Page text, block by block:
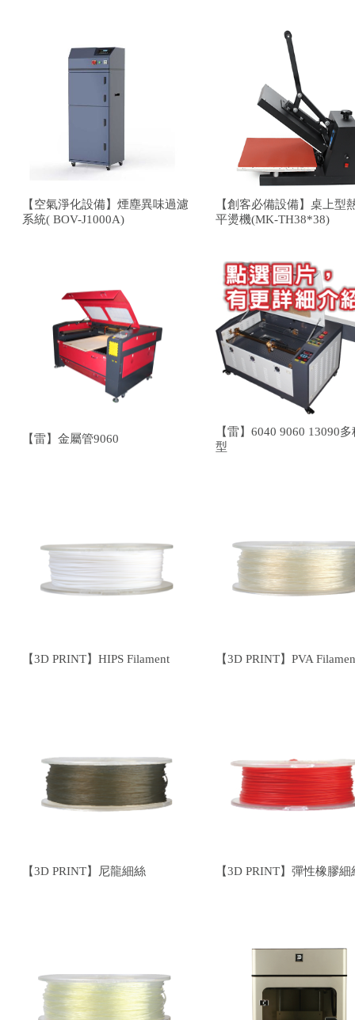
【空氣淨化設備】煙塵異味過濾
系統( BOV-J1000A)
【創客必備設備】桌上型
平燙機(MK-TH38*38)
【雷】金屬管9060
【雷】6040 9060 13090
型
【3D PRINT】HIPS Filament 【3D PRINT】PVA
【3D PRINT】尼龍細絲 【3D PRINT】彈性橡膠細